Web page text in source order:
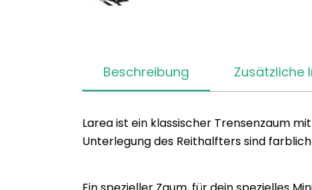
Beschreibung Zusätzliche
Larea ist ein klassischer Trensenzaum
Unterlegung des Reithalfters sind